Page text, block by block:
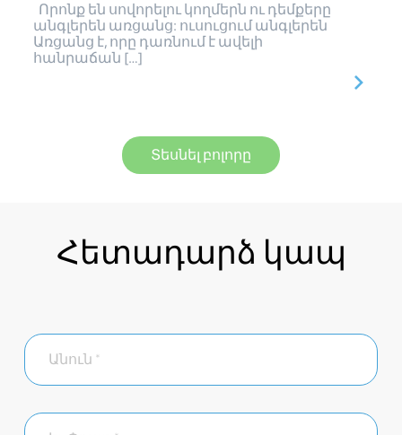
Որոնք են սովորելու կողմերն ու դեմքերը
անգլերեն առցանց: ուսուցում անգլերեն
Առցանց է, որը դառնում է ավելի
հանրաճան […]
Տեսնել բոլորը
Հետադարձ կապ